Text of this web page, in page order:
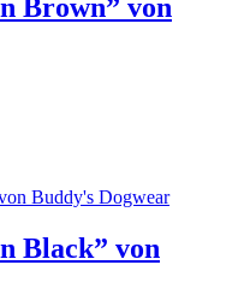
Brown” von
Black” von